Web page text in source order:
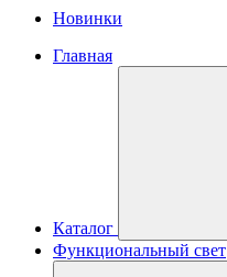
Новинки
Главная
Каталог
Функциональный свет